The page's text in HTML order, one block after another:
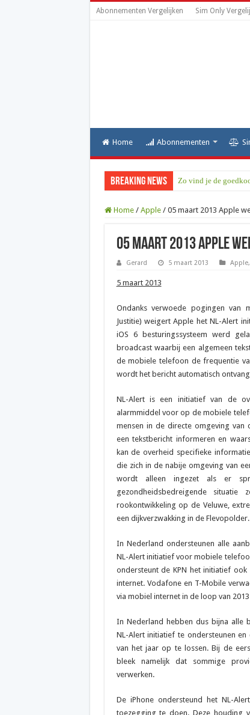
Abonnementen Vergelijken Sim Only
Home Abonnementen
Breaking News Zo vind je de
Home / Apple / 05 maart 2013 Apple
05 maart 2013 Apple
Gerard 5 maart 2013 Apple
5 maart 2013
Ondanks verwoede pogingen van
Justitie) weigert Apple het NL-Alert
iOS 6 besturingssysteem werd
broadcast waarbij een algemeen
de mobiele telefoon de frequentie
wordt het bericht automatisch
NL-Alert is een initiatief van de
alarmmiddel voor op de mobiele
mensen in de directe omgeving
een tekstbericht informeren en
kan de overheid specifieke
die zich in de nabije omgeving van
wordt alleen ingezet als er
gezondheidsbedreigende
rookontwikkeling op de Veluwe,
een dijkverzwakking in de Flevopolder.
In Nederland ondersteunen alle
NL-Alert initiatief voor mobiele
ondersteunt de KPN het initiatief
internet. Vodafone en T-Mobile
via mobiel internet in de loop van
In Nederland hebben dus bijna alle
NL-Alert initiatief te ondersteunen
van het jaar op te lossen. Bij de
bleek namelijk dat sommige
verwerken.
De iPhone ondersteund het NL-
toezegging te doen. Deze houding